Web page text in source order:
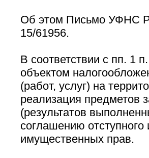
Об этом Письмо УФНС
15/61956.
В соответствии с пп. 1
объектом
(работ, услуг) на
реализация предметов
(результатов
соглашению
имущественных прав.